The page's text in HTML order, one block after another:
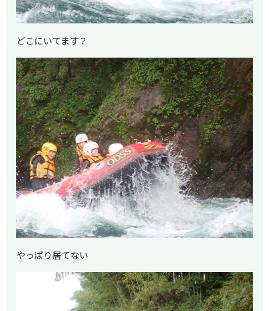
どこにいてます？
やっぱり居てない